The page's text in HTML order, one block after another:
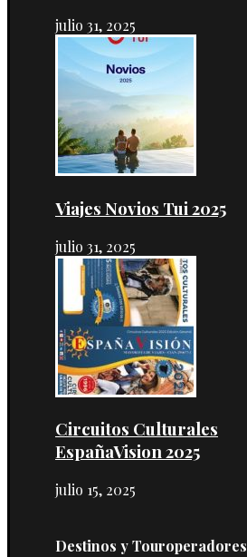
julio 31, 2025
Viajes Novios Tui 2025
julio 31, 2025
Circuitos Culturales
EspañaVision 2025
julio 15, 2025
Destinos y Touroperadores